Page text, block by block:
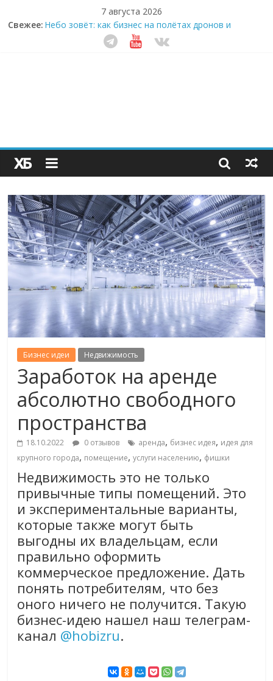
7 августа 2026
Свежее: Забудьте о скучных ужинах: шеф-приложение,
которое видит вашу еду насквозь
Небо зовёт: как бизнес на полётах дронов и
здорового питания
Бизнес идеи Недвижимость
Заработок на аренде
абсолютно свободного
пространства
18.10.2022 0 отзывов аренда, бизнес идея, идея для
крупного города, помещение,услуги населению, фишки
Недвижимость это не только
привычные типы помещений. Это
и экспериментальные варианты,
которые также могут быть
выгодны их владельцам, если
правильно оформить
коммерческое предложение. Дать
понять потребителям, что без
оного ничего не получится. Такую
бизнес-идею нашел наш телеграм-
канал @hobizru.